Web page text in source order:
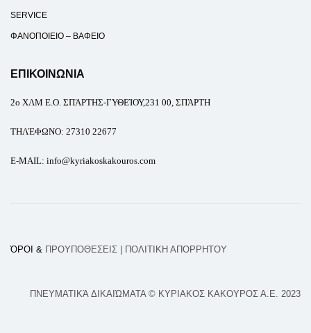
SERVICE
ΦΑΝΟΠΟΙΕΙΟ – ΒΑΦΕΙΟ
ΕΠΙΚΟΙΝΩΝΙΑ
2ο ΧΛΜ Ε.Ο. ΣΠΆΡΤΗΣ-ΓΥΘΕΊΟΥ,231 00, ΣΠΆΡΤΗ
ΤΗΛΈΦΩΝΟ: 27310 22677
E-MAIL: info@kyriakoskakouros.com
ΌΡΟΙ & ΠΡΟΥΠΟΘΕΣΕΙΣ | ΠΟΛΙΤΙΚΗ ΑΠΟΡΡΗΤΟΥ
ΠΝΕΥΜΑΤΙΚΆ ΔΙΚΑΙΏΜΑΤΑ © ΚΥΡΙΑΚΟΣ ΚΑΚΟΥΡΟΣ Α.Ε. 2023